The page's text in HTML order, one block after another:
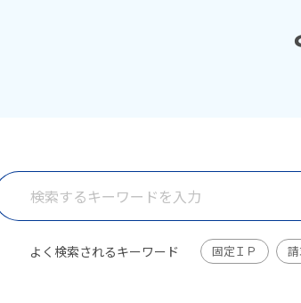
よく検索されるキーワード 固定ＩＰ